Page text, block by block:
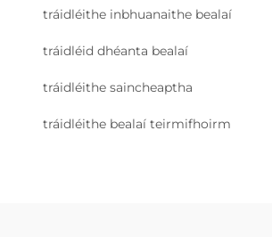
tráidléithe inbhuanaithe bealaí
tráidléid dhéanta bealaí
tráidléithe saincheaptha
tráidléithe bealaí teirmifhoirm